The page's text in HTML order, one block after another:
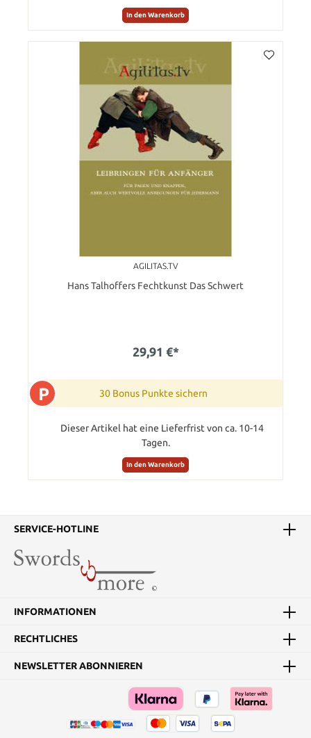
In den Warenkorb
AGILITAS.TV
Hans Talhoffers Fechtkunst Das Schwert
29,91 €*
P 30 Bonus Punkte sichern
Dieser Artikel hat eine Lieferfrist von ca. 10-14
Tagen.
In den Warenkorb
SERVICE-HOTLINE
INFORMATIONEN
RECHTLICHES
NEWSLETTER ABONNIEREN